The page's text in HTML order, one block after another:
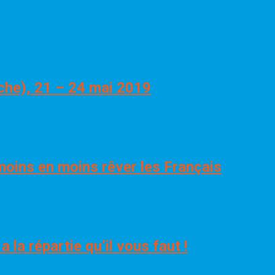
21 – 24 mai 2019
en moins rêver les Français
la répartie qu’il vous faut !